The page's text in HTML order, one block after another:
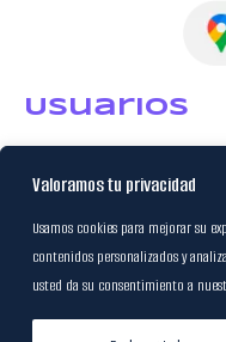
Valoramos tu privacidad
Usamos cookies para mejorar su
contenidos personalizados y
usted da su consentimiento a
USuarios
Política de Datos
Certificación FSC